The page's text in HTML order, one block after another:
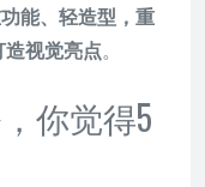
能、轻造型，重
视觉亮点。
你觉得5